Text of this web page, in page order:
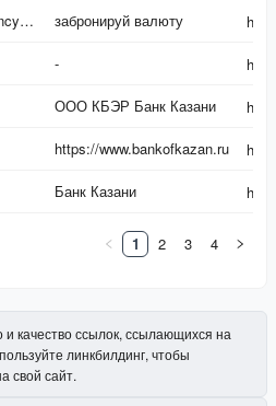
Текст ссылки
https://bankofkazan.ru/currency-exchange-ru/?utm_source=business-gazeta&utm_medium=cpc&utm_campaign=brendirovanie_kursa&erid=2SDnjezs328 забронируй валюту
-
ООО КБЭР Банк Казани
https://www.bankofkazan.ru
Банк Казани
1 2 3 4
качество ссылок, ссылающихся на
линкбилдинг, чтобы
свой сайт.